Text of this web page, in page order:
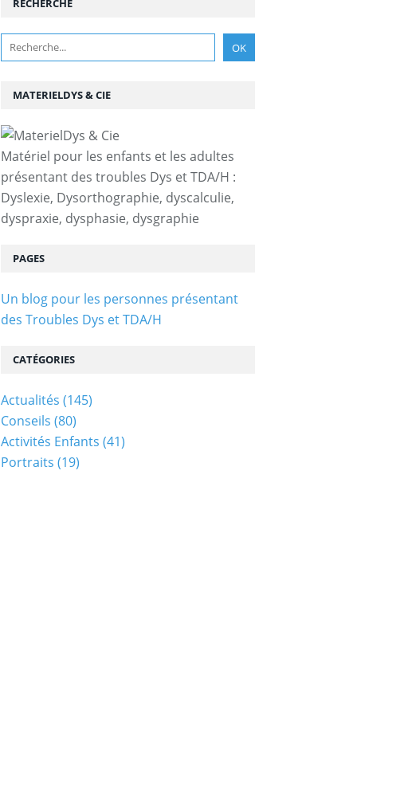
RECHERCHE
MATERIELDYS & CIE
Matériel pour les enfants et les adultes
présentant des troubles Dys et TDA/H :
Dyslexie, Dysorthographie, dyscalculie,
dyspraxie, dysphasie, dysgraphie
PAGES
Un blog pour les personnes présentant
des Troubles Dys et TDA/H
CATÉGORIES
Actualités (145)
Conseils (80)
Activités Enfants (41)
Portraits (19)